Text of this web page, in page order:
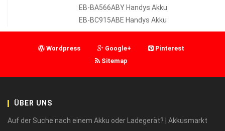
EB-BA566ABY Handys Akku
EB-BC915ABE Handys Akku
Wordpress Google+
Pinterest
Sitemap
ÜBER UNS
Auf der Suche nach einem Akku oder Ladegerät? | Akkusmarkt